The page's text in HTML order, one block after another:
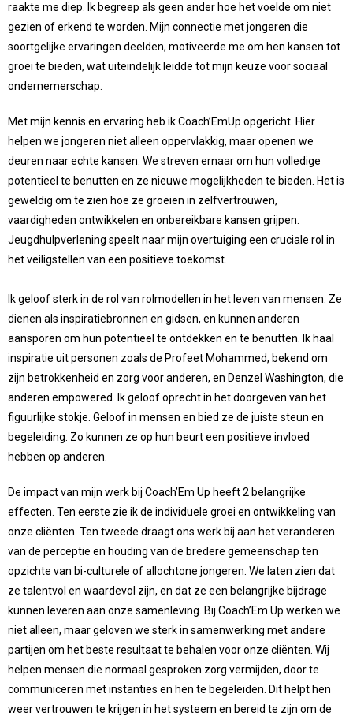
raakte me diep. Ik begreep als geen ander hoe het voelde om niet
gezien of erkend te worden. Mijn connectie met jongeren die
soortgelijke ervaringen deelden, motiveerde me om hen kansen tot
groei te bieden, wat uiteindelijk leidde tot mijn keuze voor sociaal
ondernemerschap.
Met mijn kennis en ervaring heb ik Coach’EmUp opgericht. Hier
helpen we jongeren niet alleen oppervlakkig, maar openen we
deuren naar echte kansen. We streven ernaar om hun volledige
potentieel te benutten en ze nieuwe mogelijkheden te bieden. Het is
geweldig om te zien hoe ze groeien in zelfvertrouwen,
vaardigheden ontwikkelen en onbereikbare kansen grijpen.
Jeugdhulpverlening speelt naar mijn overtuiging een cruciale rol in
het veiligstellen van een positieve toekomst.
Ik geloof sterk in de rol van rolmodellen in het leven van mensen. Ze
dienen als inspiratiebronnen en gidsen, en kunnen anderen
aansporen om hun potentieel te ontdekken en te benutten. Ik haal
inspiratie uit personen zoals de Profeet Mohammed, bekend om
zijn betrokkenheid en zorg voor anderen, en Denzel Washington, die
anderen empowered. Ik geloof oprecht in het doorgeven van het
figuurlijke stokje. Geloof in mensen en bied ze de juiste steun en
begeleiding. Zo kunnen ze op hun beurt een positieve invloed
hebben op anderen.
De impact van mijn werk bij Coach’Em Up heeft 2 belangrijke
effecten. Ten eerste zie ik de individuele groei en ontwikkeling van
onze cliënten. Ten tweede draagt ons werk bij aan het veranderen
van de perceptie en houding van de bredere gemeenschap ten
opzichte van bi-culturele of allochtone jongeren. We laten zien dat
ze talentvol en waardevol zijn, en dat ze een belangrijke bijdrage
kunnen leveren aan onze samenleving. Bij Coach’Em Up werken we
niet alleen, maar geloven we sterk in samenwerking met andere
partijen om het beste resultaat te behalen voor onze cliënten. Wij
helpen mensen die normaal gesproken zorg vermijden, door te
communiceren met instanties en hen te begeleiden. Dit helpt hen
weer vertrouwen te krijgen in het systeem en bereid te zijn om de